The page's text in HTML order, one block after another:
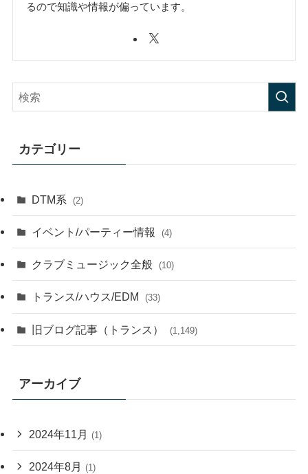
るので知識や情報が偏っています。
カテゴリー
DTM系 (2)
イベント/パーティー情報 (4)
クラブミュージック全般 (10)
トランス/ハウス/EDM (33)
旧ブログ記事（トランス） (1,149)
アーカイブ
2024年11月 (1)
2024年8月 (1)